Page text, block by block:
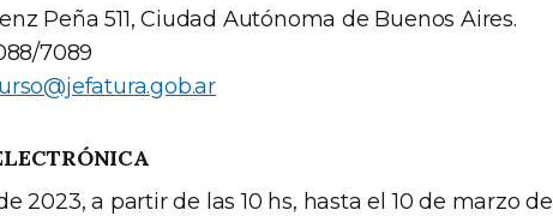
Peña 511, Ciudad Autónoma de Buenos Aires.
7089
2023, a partir de las 10 hs, hasta el 10 de marzo de